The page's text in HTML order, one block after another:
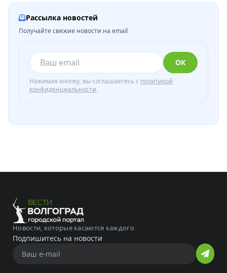
Рассылка новостей
Получайте свежие новости на email
ОК
Нажимая кнопку, вы соглашаетесь с политикой
конфиденциальности.
Новости, которые касаются каждого
Подпишитесь на новости